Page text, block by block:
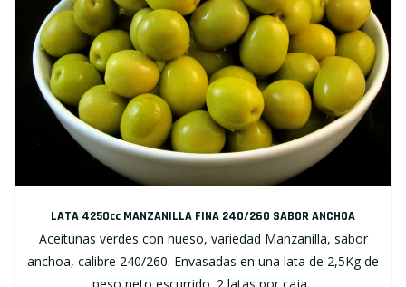
LATA 4250cc MANZANILLA FINA 240/260 SABOR ANCHOA
Aceitunas verdes con hueso, variedad Manzanilla, sabor
anchoa, calibre 240/260. Envasadas en una lata de 2,5Kg de
peso neto escurrido. 2 latas por caja.